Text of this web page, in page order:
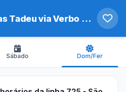
São Judas Tadeu via Verbo Divino
Sábado Dom/Fer